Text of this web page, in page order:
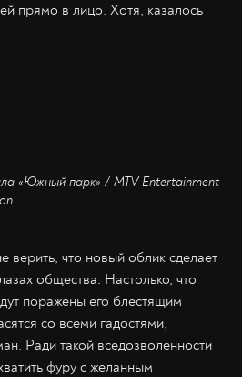
прямо в лицо. Хотя, казалось
«Южный парк» / MTV Entertainment
верить, что новый облик сделает
общества. Настолько, что
поражены его блестящим
со всеми гадостями,
Ради такой вседозволенности
фуру с желанным